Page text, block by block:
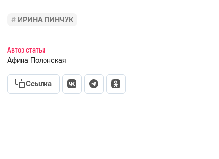
ИРИНА ПИНЧУК
Автор статьи
Афина Полонская
Ссылка